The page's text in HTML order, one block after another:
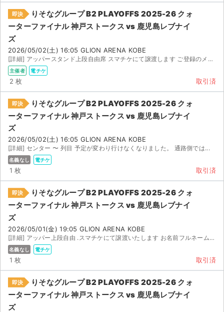
即決
りそなグループ B2 PLAYOFFS 2025-26 クォ
ーターファイナル 神戸ストークス vs 鹿児島レブナイ
ズ
2026/05/02(土) 16:05 GLION ARENA KOBE
[詳細] アッパースタンド上段自由席 スマチケにて譲渡します ご登録のメールアドレスをご連絡ください
主催者 電チケ
2 枚 取引済
即決
りそなグループ B2 PLAYOFFS 2025-26 クォ
ーターファイナル 神戸ストークス vs 鹿児島レブナイ
ズ
2026/05/02(土) 16:05 GLION ARENA KOBE
[詳細] センター 〜 列目 予定が変わり行けなくなりました。 通路側では...
名義なし 電チケ
1 枚 取引済
即決
りそなグループ B2 PLAYOFFS 2025-26 クォ
ーターファイナル 神戸ストークス vs 鹿児島レブナイ
ズ
2026/05/01(金) 19:05 GLION ARENA KOBE
[詳細] アッパー上段自由 .スマチケにて譲渡いたします お名前フルネームと、メールアドレスを取引メッ...
名義なし 電チケ
1 枚 取引済
即決
りそなグループ B2 PLAYOFFS 2025-26 クォ
ーターファイナル 神戸ストークス vs 鹿児島レブナイ
ズ